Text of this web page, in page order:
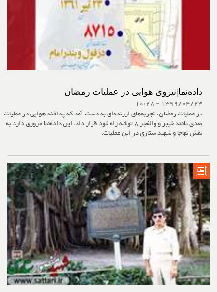
داده‌نما|نیروی هوایی در عملیات رمضان
1399/04/23 - 10:28
در عملیات رمضان، تجربه‌های ارزند‌ه‌ای به دست آمد که پدافند هوایی در عملیات‌
بعدی مانند خیبر و والفجر 8 توشه راه خود قرار داد. این داده‌نما مروری دارد به
نقش نهاجا و شهید ستاری در این عملیات.